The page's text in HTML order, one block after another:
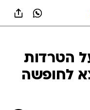
הטרדות
לחופשה